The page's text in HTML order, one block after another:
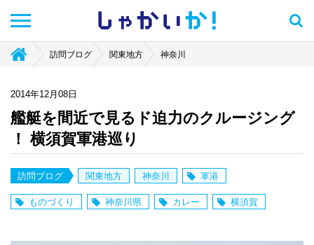
しゃかい か！
訪問ブログ 関東地方 神奈川
2014年12月08日
艦艇を間近で見るド迫力のクルージング
！ 横須賀軍港巡り
訪問ブログ 関東地方 神奈川 軍港
ものづくり 神奈川県 カレー 横須賀